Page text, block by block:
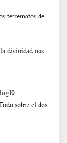
terremotos de
divinidad nos
sobre el dos